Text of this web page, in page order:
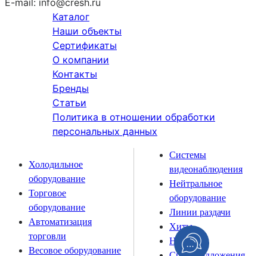
Каталог
Наши объекты
Сертификаты
О компании
Контакты
Бренды
Статьи
Политика в отношении обработки
персональных данных
Холодильное
оборудование
Торговое
оборудование
Автоматизация
торговли
Весовое оборудование
Системы
видеонаблюдения
Нейтральное
оборудование
Линии раздачи
Хиты
Новинки